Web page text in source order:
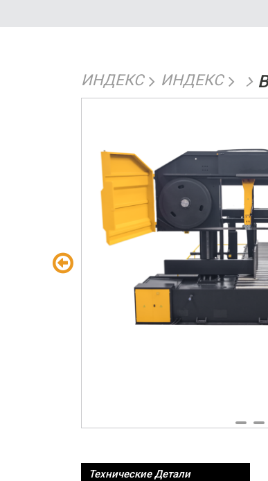
ИНДЕКС ИНДЕКС
Технические Детали